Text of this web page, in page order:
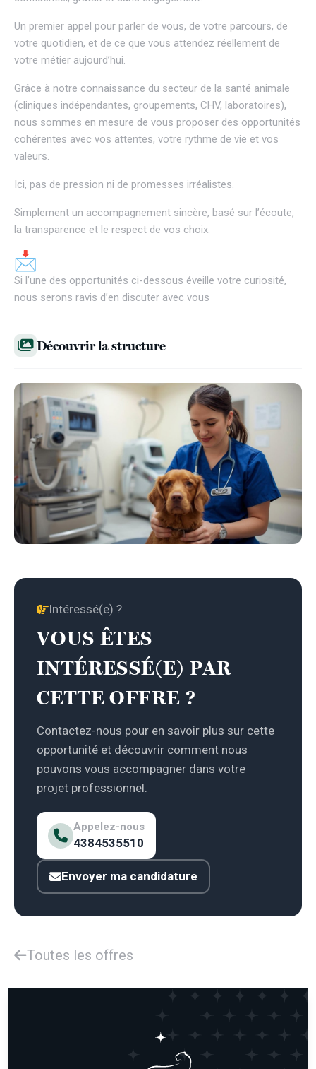
Un premier appel pour parler de vous, de votre parcours, de
votre quotidien, et de ce que vous attendez réellement de
votre métier aujourd’hui.
Grâce à notre connaissance du secteur de la santé animale
(cliniques indépendantes, groupements, CHV, laboratoires),
nous sommes en mesure de vous proposer des opportunités
cohérentes avec vos attentes, votre rythme de vie et vos
valeurs.
Ici, pas de pression ni de promesses irréalistes.
Simplement un accompagnement sincère, basé sur l’écoute,
la transparence et le respect de vos choix.
Si l’une des opportunités ci-dessous éveille votre curiosité,
nous serons ravis d’en discuter avec vous
Découvrir la structure
Intéressé(e) ?
VOUS ÊTES
INTÉRESSÉ(E) PAR
CETTE OFFRE ?
Contactez-nous pour en savoir plus sur cette
opportunité et découvrir comment nous
pouvons vous accompagner dans votre
projet professionnel.
Appelez-nous
4384535510
Envoyer ma candidature
Toutes les offres